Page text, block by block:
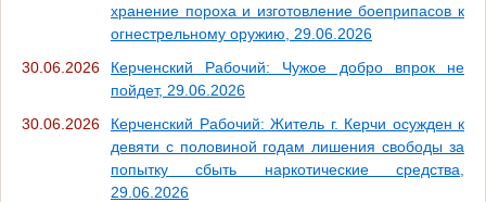
хранение пороха и изготовление боеприпасов к
огнестрельному оружию, 29.06.2026
30.06.2026
Керченский Рабочий: Чужое добро впрок не
пойдет, 29.06.2026
30.06.2026
Керченский Рабочий: Житель г. Керчи осужден к
девяти с половиной годам лишения свободы за
попытку сбыть наркотические средства,
29.06.2026